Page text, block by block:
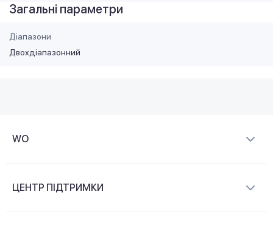
Загальні параметри
Діапазони
Двохдіапазонний
WO
ЦЕНТР ПІДТРИМКИ